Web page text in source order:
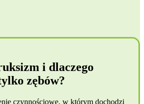
i dlaczego
zębów?
czynnościowe, w którym dochodzi